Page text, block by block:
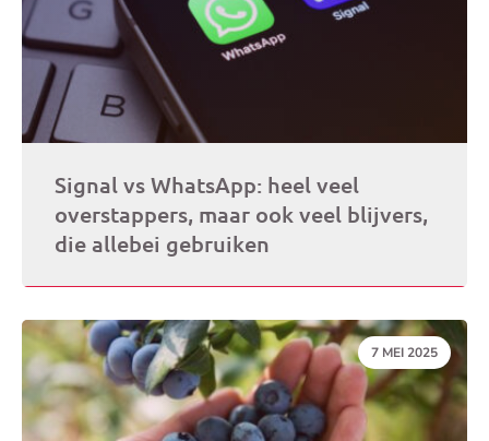
Signal vs WhatsApp: heel veel
overstappers, maar ook veel blijvers,
die allebei gebruiken
DATUM:
7 MEI 2025